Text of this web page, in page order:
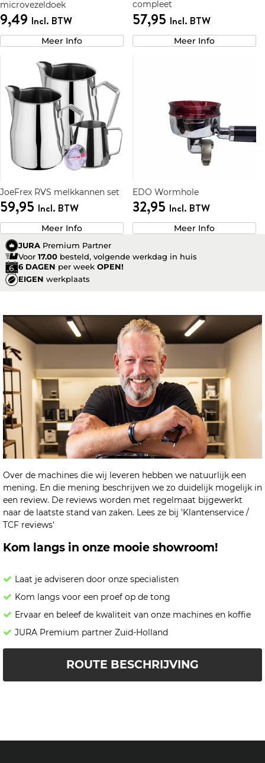
microvezeldoek
9,49 Incl. BTW
Meer Info
compleet
57,95 Incl. BTW
Meer Info
JoeFrex RVS melkkannen set
59,95 Incl. BTW
Meer Info
EDO Wormhole
32,95 Incl. BTW
Meer Info
JURA Premium Partner
Voor 17.00 besteld, volgende werkdag in huis
6 DAGEN per week OPEN!
EIGEN werkplaats
Over de machines die wij leveren hebben we natuurlijk een
mening. En die mening beschrijven we zo duidelijk mogelijk in
een review. De reviews worden met regelmaat bijgewerkt
naar de laatste stand van zaken. Lees ze bij 'Klantenservice /
TCF reviews'
Kom langs in onze mooie showroom!
Laat je adviseren door onze specialisten
Kom langs voor een proef op de tong
Ervaar en beleef de kwaliteit van onze machines en koffie
JURA Premium partner Zuid-Holland
ROUTE BESCHRIJVING